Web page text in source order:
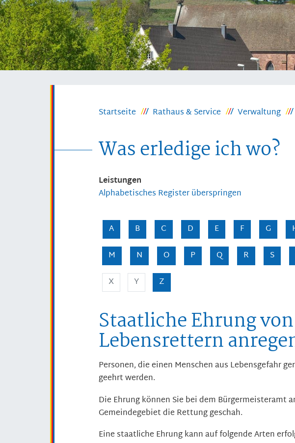
Startseite Rathaus & Service Verwaltung
Was erledige ich wo?
Leistungen
Alphabetisches Register überspringen
A B C D E F G
M
N O P Q R S
X
Y Z
Staatliche Ehrung von
Lebensrettern
Personen, die einen Menschen aus Lebensgefahr
geehrt werden.
Die Ehrung können Sie bei dem Bürgermeisteramt
Gemeindegebiet die Rettung geschah.
Eine staatliche Ehrung kann auf folgende Arten